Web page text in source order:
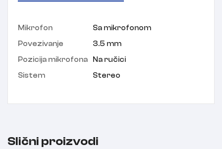
Mikrofon
Sa mikrofonom
Povezivanje
3.5 mm
Pozicija mikrofona
Na ručici
Sistem
Stereo
Slični proizvodi